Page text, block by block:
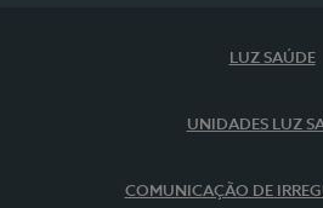
LUZ SAÚDE
UNIDADES LUZ
COMUNICAÇÃO DE